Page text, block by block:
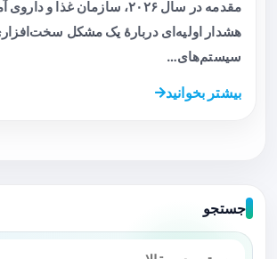
هشدار اولیه‌ای دربارهٔ یک مشکل
سیستم‌های…
بیشتر بخوانید
جستجو